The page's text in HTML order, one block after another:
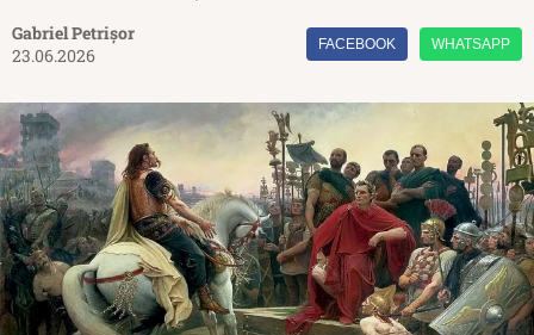
Gabriel Petrișor
23.06.2026
FACEBOOK WHATSAPP